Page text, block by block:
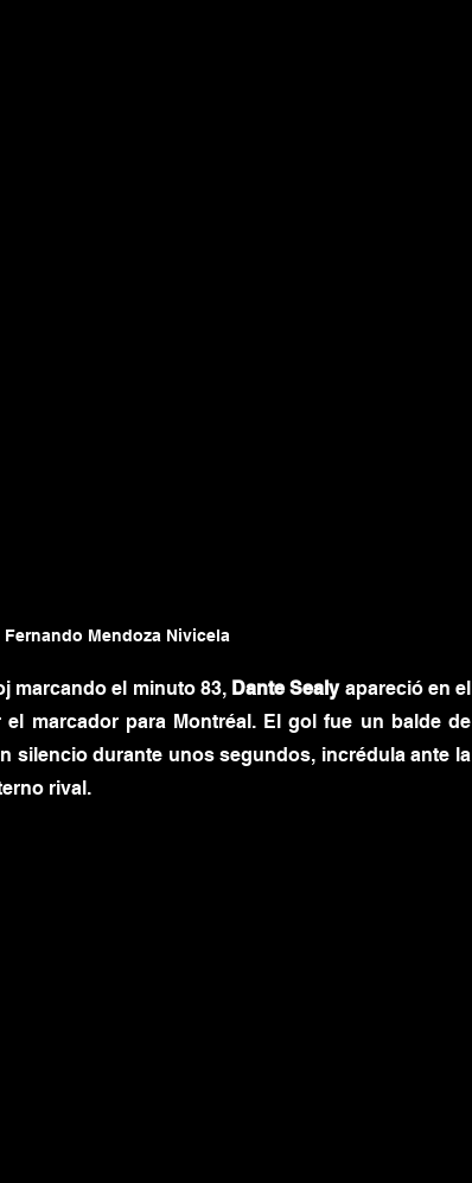
Fernando Mendoza Nivicela
marcando el minuto 83, Dante Sealy apareció en el
marcador para Montréal. El gol fue un balde de
silencio durante unos segundos, incrédula ante la
rival.